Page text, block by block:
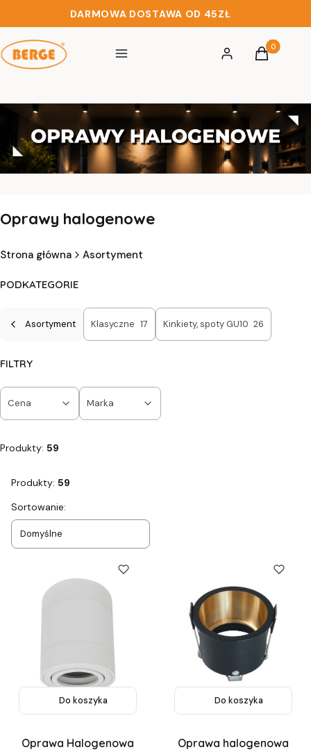
DARMOWA DOSTAWA OD 45ZŁ
Menu Zaloguj sięProdukty
Koszyk
Oprawy halogenowe
Strona główna Asortyment
PODKATEGORIE
Asortyment Klasyczne 17 Kinkiety, spoty GU10 26
FILTRY
Cena Marka
Produkty: 59
Produkty: 59
Lista produktów
Sortowanie:
Domyślne
Do koszyka
Oprawa Halogenowa
Do koszyka
Oprawa halogenowa